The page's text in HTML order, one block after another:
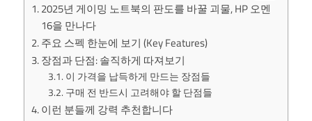
2025년 게이밍 노트북의 판도를 바꿀 괴물, HP 오멘
16을 만나다
주요 스펙 한눈에 보기 (Key Features)
장점과 단점: 솔직하게 따져보기
이 가격을 납득하게 만드는 장점들
구매 전 반드시 고려해야 할 단점들
이런 분들께 강력 추천합니다